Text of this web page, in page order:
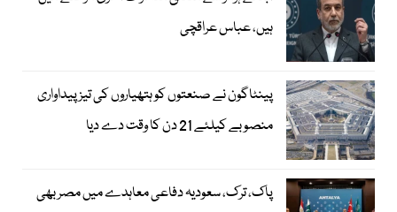
ہیں، عباس عراقچی
پینٹاگون نے صنعتوں کو ہتھیاروں کی تیز پیداواری
منصوبے کیلئے 21 دن کا وقت دے دیا
پاک، ترک، سعودیہ دفاعی معاہدے میں مصر بھی